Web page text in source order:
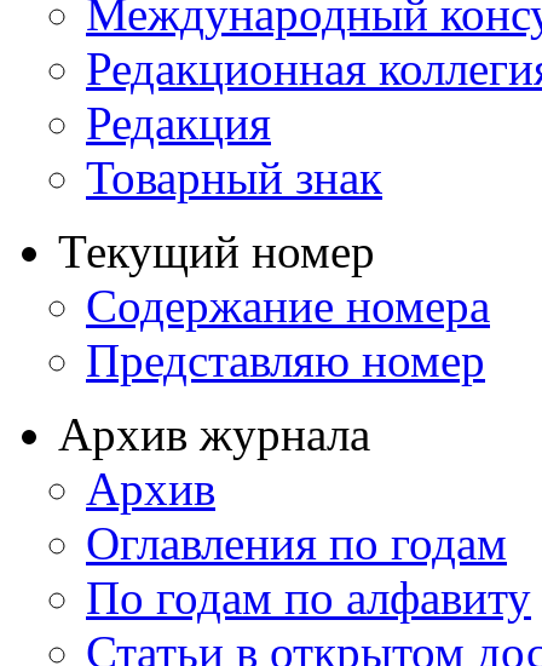
Международный
Редакционная
Редакция
Товарный знак
Текущий номер
Содержание номера
Представляю номер
Архив журнала
Архив
Оглавления по годам
По годам по алфавиту
Статьи в открытом